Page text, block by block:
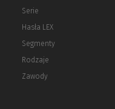
Serie
Hasła LEX
Segmenty
Rodzaje
Zawody